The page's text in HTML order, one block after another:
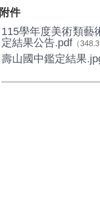
附件
115學年度美術類藝
定結果公告.pdf（
壽山國中鑑定結果